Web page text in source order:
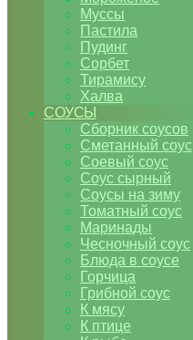
Муссы
Пастила
Пудинг
Сорбет
Тирамису
Халва
СОУСЫ
Сборник соусов
Сметанный соус
Соевый соус
Соус сырный
Соусы на зиму
Томатный соус
Маринады
Чесночный соус
Блюда в соусе
Горчица
Грибной соус
К мясу
К птице